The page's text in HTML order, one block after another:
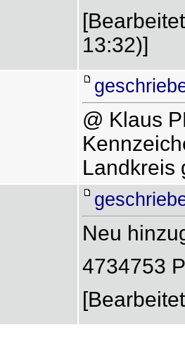
13:32)]
@ Klaus
Landkreis
Neu
4734753